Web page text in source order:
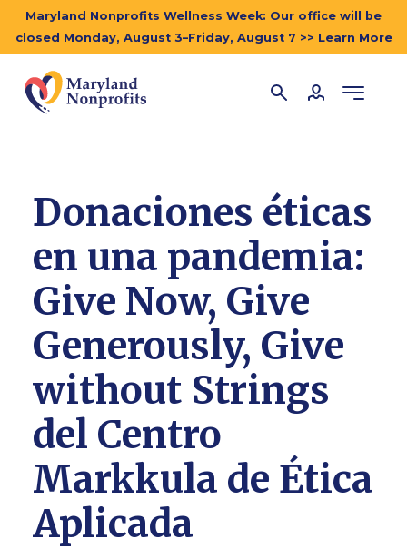
Maryland Nonprofits Wellness Week: Our office will be
closed Monday, August 3–Friday, August 7 >> Learn More
Donaciones éticas
en una pandemia:
Give Now, Give
Generously, Give
without Strings
del Centro
Markkula de Ética
Aplicada